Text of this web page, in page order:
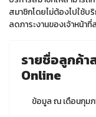
สมาชิกโดยไม่ต้องไปใช้บ
ลดภาระงานของเจ้าหน้า
รายชื่อลูกค้า
Online
ข้อมูล ณ เดือนกุม